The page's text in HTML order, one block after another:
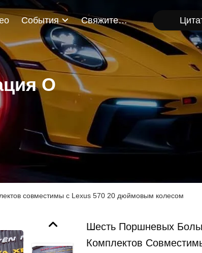
События Свяжитесь Мы
О
совместимы с Lexus 570 20 дюймовым колесом
Шесть Поршневых
Комплектов